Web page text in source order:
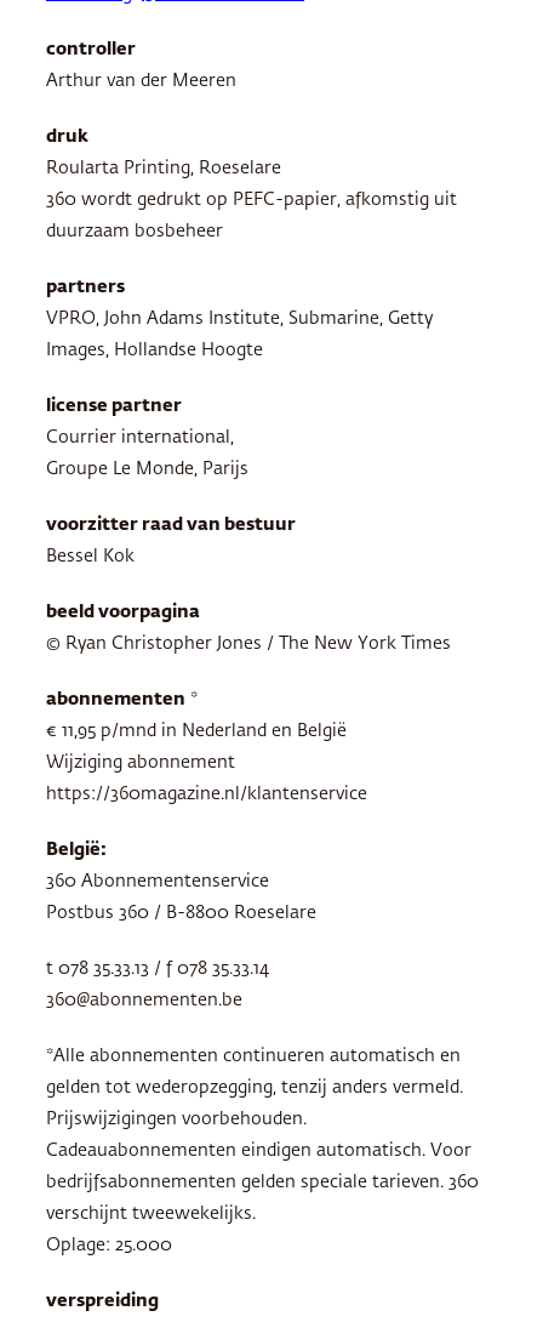
controller
Arthur van der Meeren
druk
Roularta Printing, Roeselare
360 wordt gedrukt op PEFC-papier, afkomstig uit
duurzaam bosbeheer
partners
VPRO , John Adams Institute, Submarine, Getty
Images, Hollandse Hoogte
license partner
Courrier international,
Groupe Le Monde, Parijs
voorzitter raad van bestuur
Bessel Kok
beeld voorpagina
© Ryan Christopher Jones / The New York Times
abonnementen *
€ 11,95 p/mnd in Nederland en België
Wijziging abonnement
https://360magazine.nl/klantenservice
België:
360 Abonnementenservice
Postbus 360 / B-8800 Roeselare
t 078 35.33.13 / f 078 35.33.14
360@abonnementen.be
*Alle abonnementen continueren automatisch en
gelden tot wederopzegging, tenzij anders vermeld.
Prijswijzigingen voorbehouden.
Cadeauabonnementen eindigen automatisch. Voor
bedrijfsabonnementen gelden speciale tarieven. 360
verschijnt tweewekelijks.
Oplage: 25.000
verspreiding